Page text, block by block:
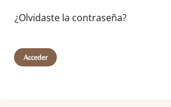
¿Olvidaste la contraseña?
Acceder